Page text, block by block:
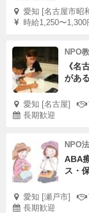
愛知 [名古屋市昭
時給1,250〜1,300
NPO
《名
があ
愛知 [名古屋]
長期歓迎
NPO
ABA
ス・
愛知 [瀬戸市]
長期歓迎